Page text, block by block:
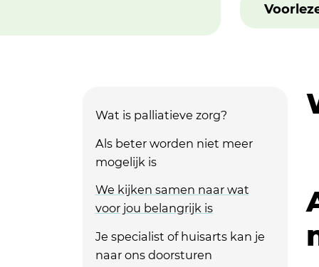
Wat is palliatieve zorg?
Als beter worden niet meer
mogelijk is
We kijken samen naar wat
voor jou belangrijk is
Je specialist of huisarts kan je
naar ons doorsturen